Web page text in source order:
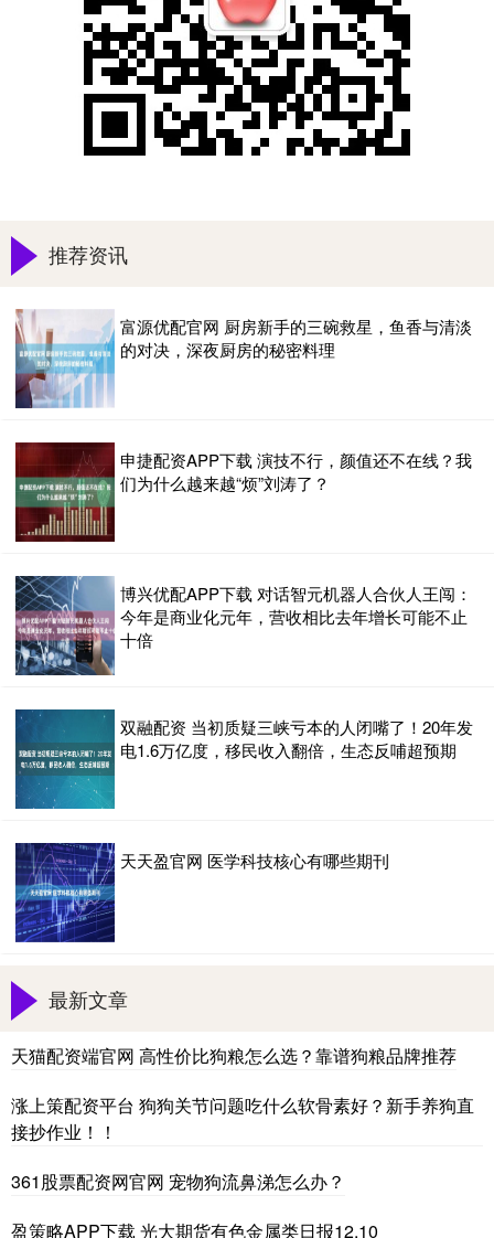
推荐资讯
富源优配官网 厨房新手的三碗救星，鱼香与清淡
的对决，深夜厨房的秘密料理
申捷配资APP下载 演技不行，颜值还不在线？我
们为什么越来越“烦”刘涛了？
博兴优配APP下载 对话智元机器人合伙人王闯：
今年是商业化元年，营收相比去年增长可能不止
十倍
双融配资 当初质疑三峡亏本的人闭嘴了！20年发
电1.6万亿度，移民收入翻倍，生态反哺超预期
天天盈官网 医学科技核心有哪些期刊
最新文章
天猫配资端官网 高性价比狗粮怎么选？靠谱狗粮品牌推荐
涨上策配资平台 狗狗关节问题吃什么软骨素好？新手养狗直
接抄作业！！
361股票配资网官网 宠物狗流鼻涕怎么办？
盈策略APP下载 光大期货有色金属类日报12.10